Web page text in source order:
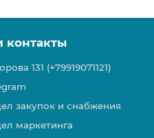
контакты
131 (+79919071121)
закупок и снабжения
маркетинга